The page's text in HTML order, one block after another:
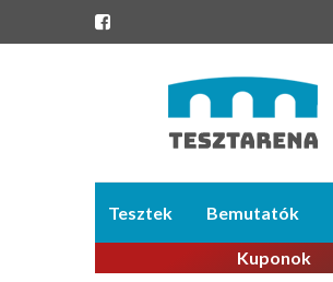
content
Tesztek Bemutatók
Kuponok